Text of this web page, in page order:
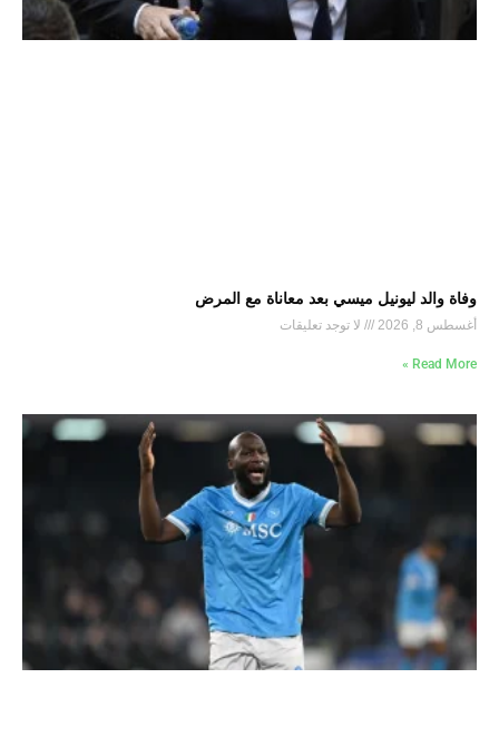
وفاة والد ليونيل ميسي بعد معاناة مع المرض
أغسطس 8, 2026 لا توجد تعليقات
Read More »